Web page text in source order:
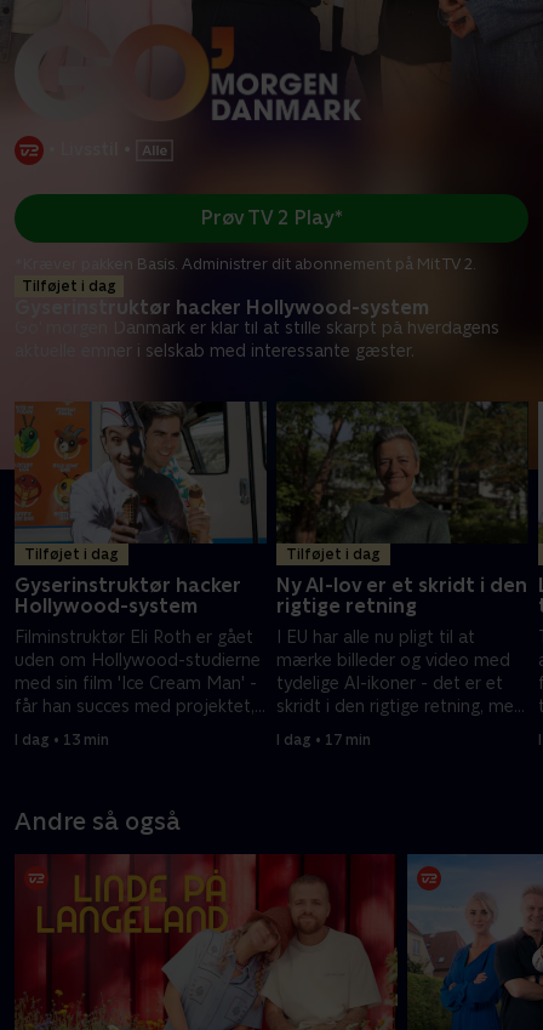
Tilføjet i dag
Gyserinstruktør hacker Hollywood-system
Go' morgen Danmark er klar til at stille skarpt på hverdagens
aktuelle emner i selskab med interessante gæster.
Prøv TV 2 Play*
*Kræver pakken Basis. Administrer dit abonnement på Mit TV 2.
Tilføjet i dag
Gyserinstruktør hacker
Hollywood-system
Filminstruktør Eli Roth er gået
uden om Hollywood-studierne
med sin film 'Ice Cream Man' -
får han succes med projektet,
I dag • 13 min
Tilføjet i dag
Ny AI-lov er et skridt i den
rigtige retning
I EU har alle nu pligt til at
mærke billeder og video med
tydelige AI-ikoner - det er et
skridt i den rigtige retning, men
I dag • 17 min
Andre så også